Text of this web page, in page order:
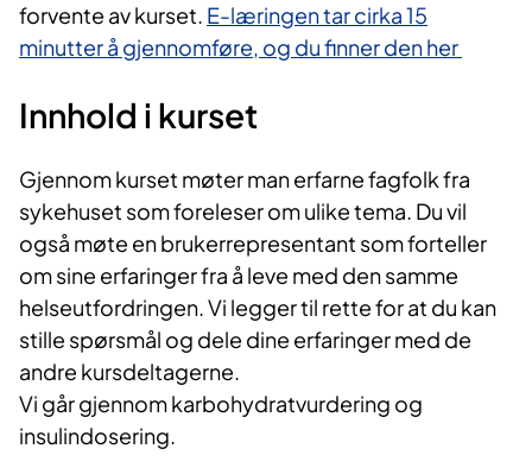
forvente av kurset. E-læringen tar cirka 15
minutter å gjennomføre, og du finner den her​
Innhold i kurset​
Gjenno​m kurset møter man erfarne fagfolk fra
sykehuset som foreleser om ulike tema. Du vil
også møte en brukerrepresentant som forteller
om sine erfaringer fra å leve med den samme
helseutfordringen. Vi legger til rette for at du kan
stille spørsmål og dele dine erfaringer med de
andre kursdeltagerne.​
Vi går gjennom karbohydratvurdering og
insulindosering.